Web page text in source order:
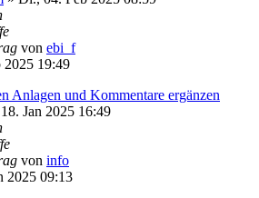
von ebi_f
2025 19:49
Anlagen und Kommentare ergänzen
Jan 2025 16:49
von info
2025 09:13